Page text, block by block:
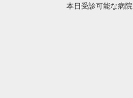
本日受診可能な病院